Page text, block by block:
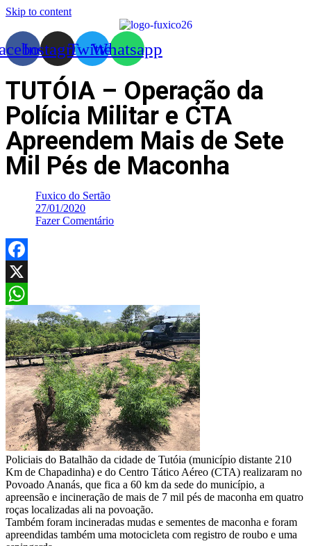
Skip to content
InstagramTwitterWhatsapp
TUTÓIA – Operação da
Polícia Militar e CTA
Apreendem Mais de Sete
Mil Pés de Maconha
Fuxico do Sertão
27/01/2020
Fazer Comentário
Facebook
X
WhatsApp
Policiais do Batalhão da cidade de Tutóia (município distante 210
Km de Chapadinha) e do Centro Tático Aéreo (CTA) realizaram no
Povoado Ananás, que fica a 60 km da sede do município, a
apreensão e incineração de mais de 7 mil pés de maconha em quatro
roças localizadas ali na povoação.
Também foram incineradas mudas e sementes de maconha e foram
apreendidas também uma motocicleta com registro de roubo e uma